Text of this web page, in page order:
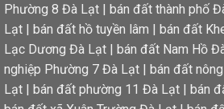
Phường 8 Đà Lạt | bán đất thành phố
Lạt | bán đất hồ tuyền lâm | bán đất
Lạc Dương Đà Lạt | bán đất Nam Hồ
nghiệp Phường 7 Đà Lạt | bán đất
Lạt | bán đất phường 11 Đà Lạt | bán